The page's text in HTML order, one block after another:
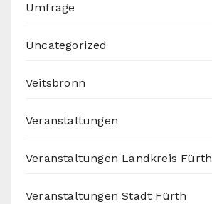
Umfrage
Uncategorized
Veitsbronn
Veranstaltungen
Veranstaltungen Landkreis Fürth
Veranstaltungen Stadt Fürth